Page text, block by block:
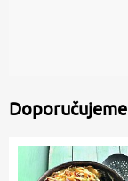
Doporučujeme